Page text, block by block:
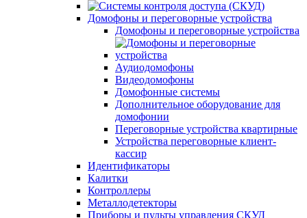
Домофоны и переговорные устройства
Домофоны и переговорные устройства
Аудиодомофоны
Видеодомофоны
Домофонные системы
Дополнительное оборудование для
домофонии
Переговорные устройства квартирные
Устройства переговорные клиент-
кассир
Идентификаторы
Калитки
Контроллеры
Металлодетекторы
Приборы и пульты управления СКУД